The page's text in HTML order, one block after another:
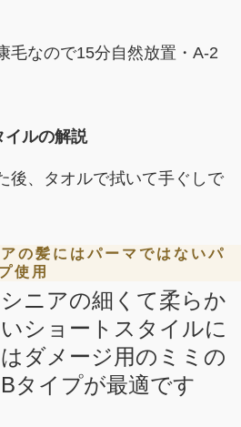
なので15分自然放置・A-2
ルの解説
、タオルで拭いて手ぐしで
の髪にはパーマではないパ
使用
シニアの細くて柔らか
いショートスタイルに
はダメージ用のミミの
Bタイプが最適です